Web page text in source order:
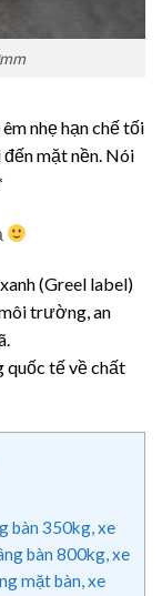
nhẹ hạn chế tối
đến mặt nền. Nói
(Greel label)
trường, an
quốc tế về chất
bàn 350kg, xe
bàn 800kg, xe
mặt bàn, xe